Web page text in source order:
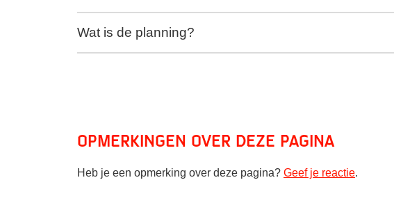
Wat is de planning?
Opmerkingen over deze pagina
Heb je een opmerking over deze pagina? Geef je reactie.